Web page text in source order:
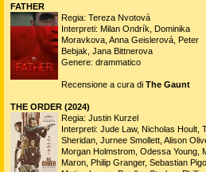
FATHER
Regia: Tereza Nvotová
Interpreti: Milan Ondrík, Dominika
Moravkova, Anna Geislerová, Peter
Bebjak, Jana Bittnerova
Genere: drammatico
Recensione a cura di The Gaunt
THE ORDER (2024)
Regia: Justin Kurzel
Interpreti: Jude Law, Nicholas Hoult,
Sheridan, Jurnee Smollett, Alison
Morgan Holmstrom, Odessa Young,
Maron, Philip Granger, Sebastian